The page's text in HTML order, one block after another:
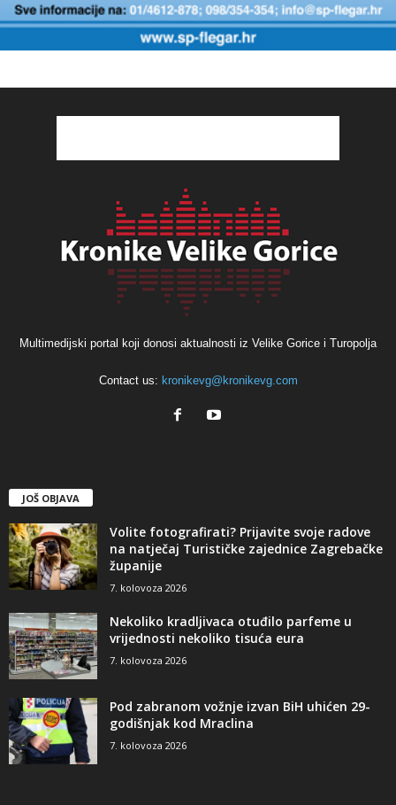
Multimedijski portal koji donosi aktualnosti iz Velike Gorice i Turopolja
Contact us: kronikevg@kronikevg.com
JOŠ OBJAVA
Volite fotografirati? Prijavite svoje radove
na natječaj Turističke zajednice Zagrebačke
županije
7. kolovoza 2026
Nekoliko kradljivaca otuđilo parfeme u
vrijednosti nekoliko tisuća eura
7. kolovoza 2026
Pod zabranom vožnje izvan BiH uhićen 29-
godišnjak kod Mraclina
7. kolovoza 2026